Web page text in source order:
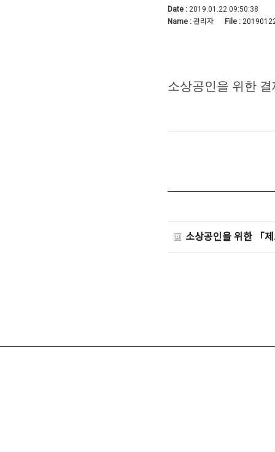
Date :2019.01.22 09:50:38
Name :관리자 File :
소상공인을 위한
소상공인을 위한 「